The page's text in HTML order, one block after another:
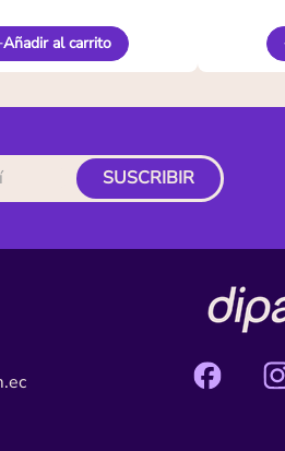
Añadir al carrito
SUSCRIBIR